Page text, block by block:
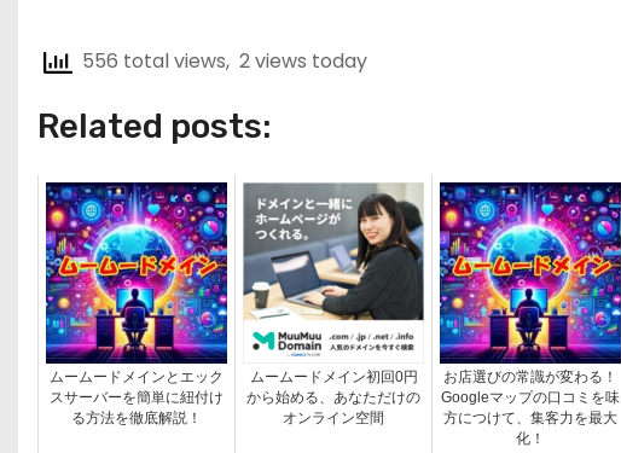
556 total views, 2 views today
Related posts:
ムームードメインとエック
スサーバーを簡単に紐付け
る方法を徹底解説！
ムームードメイン初回0円
から始める、あなただけの
オンライン空間
お店選びの常識が変わる！
Googleマップの口コミを味
方につけて、集客力を最大
化！